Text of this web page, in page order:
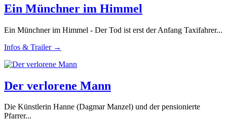
Ein Münchner im Himmel
Ein Münchner im Himmel - Der Tod ist erst der Anfang Taxifahrer...
Infos & Trailer →
Der verlorene Mann
Die Künstlerin Hanne (Dagmar Manzel) und der pensionierte
Pfarrer...